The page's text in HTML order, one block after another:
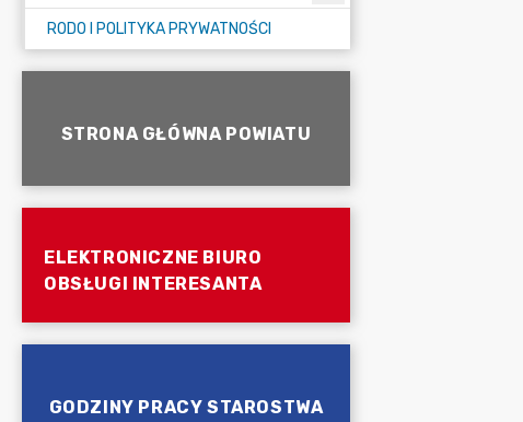
RODO I POLITYKA PRYWATNOŚCI
STRONA GŁÓWNA POWIATU
ELEKTRONICZNE BIURO
OBSŁUGI INTERESANTA
GODZINY PRACY STAROSTWA